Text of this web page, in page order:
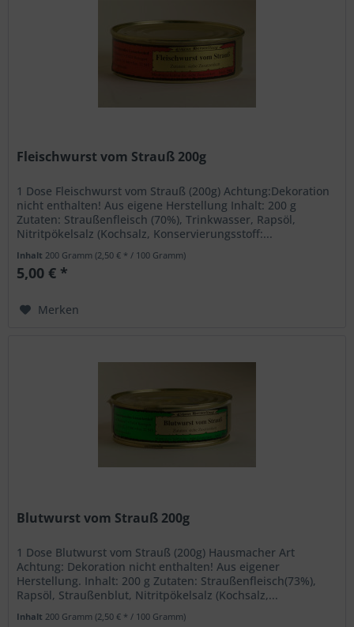
Fleischwurst vom Strauß 200g
1 Dose Fleischwurst vom Strauß (200g) Achtung:Dekoration
nicht enthalten! Aus eigene Herstellung Inhalt: 200 g
Zutaten: Straußenfleisch (70%), Trinkwasser, Rapsöl,
Nitritpökelsalz (Kochsalz, Konservierungsstoff:...
Inhalt 200 Gramm(2,50 € * / 100 Gramm)
5,00 € *
Merken
Blutwurst vom Strauß 200g
1 Dose Blutwurst vom Strauß (200g) Hausmacher Art
Achtung: Dekoration nicht enthalten! Aus eigener
Herstellung. Inhalt: 200 g Zutaten: Straußenfleisch(73%),
Rapsöl, Straußenblut, Nitritpökelsalz (Kochsalz,...
Inhalt 200 Gramm(2,50 € * / 100 Gramm)